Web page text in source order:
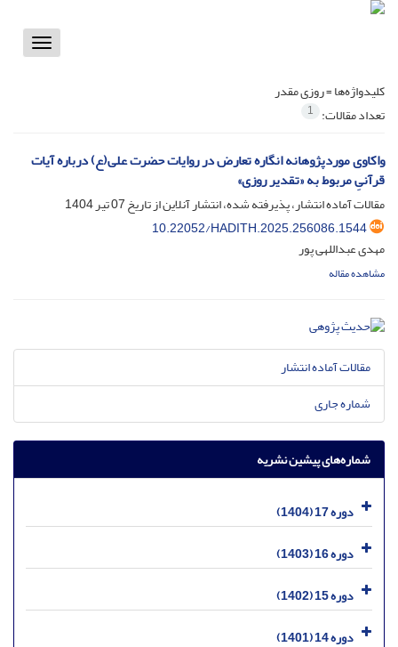
Toggle
کلیدواژه‌ها =روزی مقدر
تعداد مقالات: 1
واکاوی موردپژوهانه انگاره تعارض در روایات حضرت علی(ع) درباره آیات
قرآنیِ مربوط به «تقدیر روزی»
مقالات آماده انتشار، پذیرفته شده، انتشار آنلاین از تاریخ07 تیر 1404
10.22052/HADITH.2025.256086.1544
مهدی عبداللهی پور
مشاهده مقاله
مقالات آماده انتشار
شماره جاری
شماره‌های پیشین نشریه
دوره 17 (1404)
دوره 16 (1403)
دوره 15 (1402)
دوره 14 (1401)